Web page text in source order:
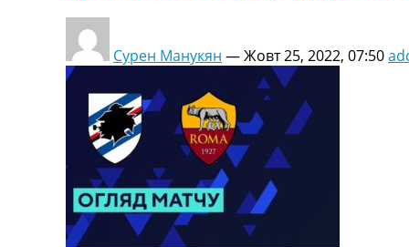
Сурен Манукян —Жовт 25, 2022, 07:50